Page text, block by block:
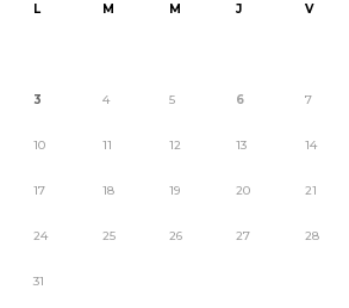
L M M J V
3 4 5 6 7
10 11 12 13 14
17 18 19 20 21
24 25 26 27 28
31